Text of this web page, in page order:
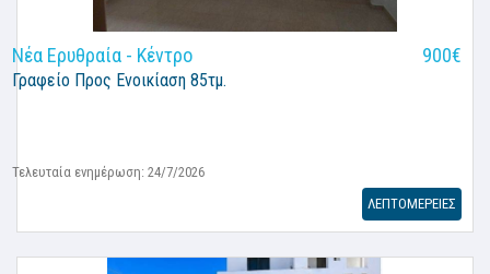
Νέα Ερυθραία - Κέντρο 900€
Γραφείο Προς Ενοικίαση 85τμ.
Τελευταία ενημέρωση: 24/7/2026
ΛΕΠΤΟΜΕΡΕΙΕΣ